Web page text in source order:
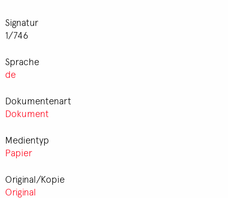
Signatur
1/746
Sprache
de
Dokumentenart
Dokument
Medientyp
Papier
Original/Kopie
Original